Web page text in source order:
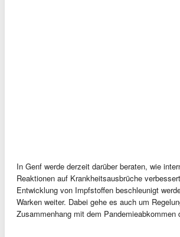
In Genf werde derzeit darüber beraten, wie
Reaktionen auf Krankheitsausbrüche
Entwicklung von Impfstoffen beschleunigt
Warken weiter. Dabei gehe es auch um
Zusammenhang mit dem Pandemieabkommen